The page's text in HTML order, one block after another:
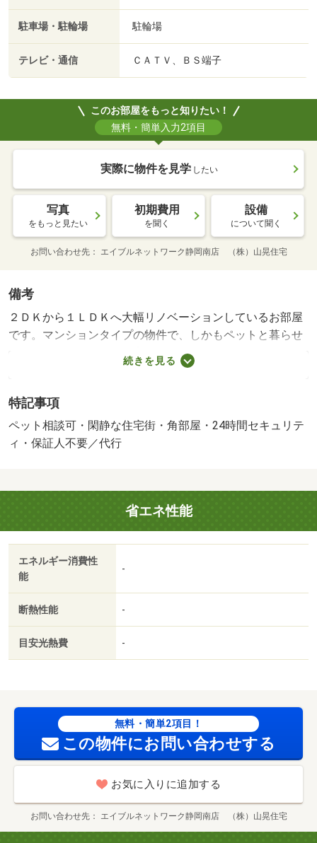
駐車場・駐輪場 駐輪場
テレビ・通信 ＣＡＴＶ、ＢＳ端子
このお部屋をもっと知りたい！
無料・簡単入力2項目
実際に物件を見学 したい
写真
をもっと見たい
初期費用
を聞く
設備
について聞く
お問い合わせ先 エイブルネットワーク静岡南店 （株）山晃住宅
備考
２ＤＫから１ＬＤＫへ大幅リノベーションしているお部屋
です。マンションタイプの物件で、しかもペットと暮らせ
るお部屋です（ペット飼育時家賃＋３，０００円・敷金１
ヵ月増）。角部屋だから窓が多くて、南向きで日当たり良
濯物もたくさん干せます。エアコン、シャワー付き洗面台
付き。エイブルネットワーク静岡南店は、駿河区を中心
に、葵区・清水区又焼津・藤枝市と多数取り扱いをしてお
ますので、お車でも、電車でもお気軽にお立ち寄りくださ
い。静岡南店のスタッフは社歴が長く物件を熟知している
ので、きっとあなたのお力になれます！条件交渉はお気軽
にスタッフまでお申し付けください！・賃貸保証等：加入
要（初回保証料５０％、最低保証料２００００円、毎月：
一律５５０円、毎年：１００００円）・維持費等：ペット
時家賃＋３，０００円・敷金１ヵ月増）。角部屋で窓が多
くて、南向きで日当たり良好。バルコニーも２部屋にまた
がっており広く、洗濯物もたくさん干せます。エアコン、
続きを見る
特記事項
ペット相談可・閑静な住宅街・角部屋・24時間セキュリテ
ィ・保証人不要／代行
省エネ性能
エネルギー消費性
能
-
断熱性能 -
目安光熱費 -
無料・簡単2項目！
この物件にお問い合わせする
お気に入りに追加する
お問い合わせ先 エイブルネットワーク静岡南店 （株）山晃住宅